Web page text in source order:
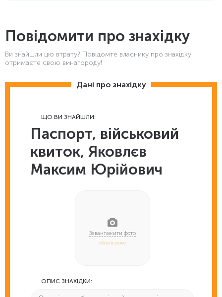
Повідомити про знахідку
Ви знайшли цю втрату? Повідомте власнику про знахідку і
отримаєте свою винагороду!
Дані про знахідку
ЩО ВИ ЗНАЙШЛИ:
Паспорт, військовий
квиток, Яковлєв
Максим Юрійович
обов'язково
ОПИС ЗНАХІДКИ: